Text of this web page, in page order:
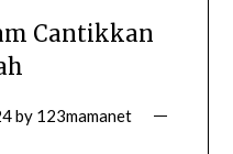
Cantikkan
by 123mamanet